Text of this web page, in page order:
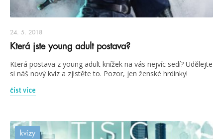
24. 5. 2018
Která jste young adult postava?
Která postava z young adult knížek na vás nejvíc sedí? Udělejte
si náš nový kvíz a zjistěte to. Pozor, jen ženské hrdinky!
číst více
kvízy